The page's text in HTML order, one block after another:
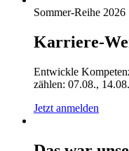
Sommer-Reihe 2026
Karriere-
Entwickle
zählen: 07.08.,
Jetzt anmelden